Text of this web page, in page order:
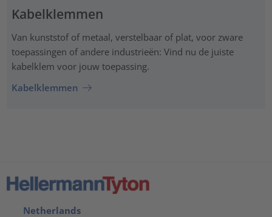
Kabelklemmen
Van kunststof of metaal, verstelbaar of plat, voor zware
toepassingen of andere industrieën: Vind nu de juiste
kabelklem voor jouw toepassing.
Kabelklemmen
Netherlands